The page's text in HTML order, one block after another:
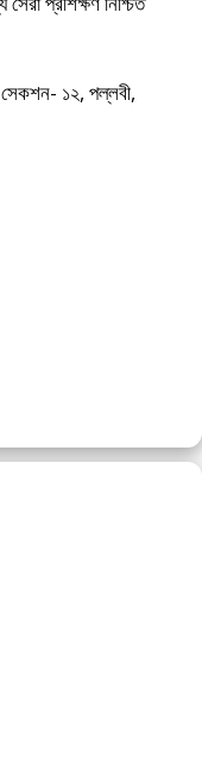
১২, পল্লবী,